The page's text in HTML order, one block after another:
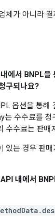
체가 아니라
에서 BNPL을
구되나요?
옵션을 통해
는 수수료를 청
수수료는 판매
있는 경우 판매
내에서